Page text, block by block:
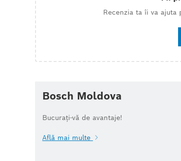
Recenzia ta îi va ajuta
Bosch Moldova
Bucurați-vă de avantaje!
Află mai multe